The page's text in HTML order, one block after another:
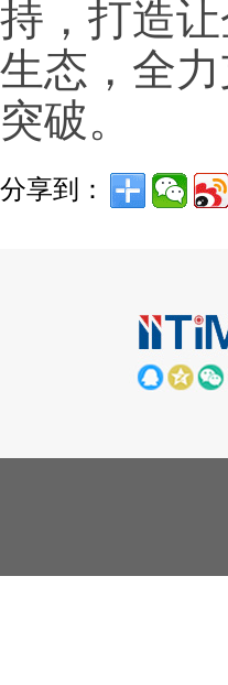
持，打造
生态，全
突破。
分享到：